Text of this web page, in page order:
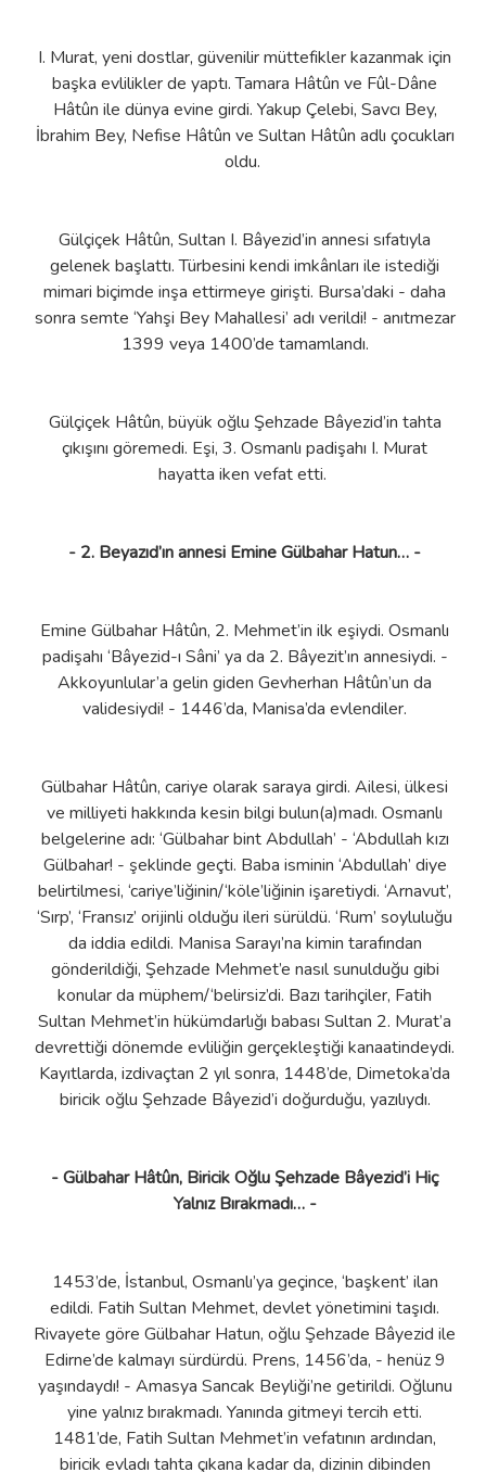
I. Murat, yeni dostlar, güvenilir müttefikler kazanmak için
başka evlilikler de yaptı. Tamara Hâtûn ve Fûl-Dâne
Hâtûn ile dünya evine girdi. Yakup Çelebi, Savcı Bey,
İbrahim Bey, Nefise Hâtûn ve Sultan Hâtûn adlı çocukları
oldu.
Gülçiçek Hâtûn, Sultan I. Bâyezid’in annesi sıfatıyla
gelenek başlattı. Türbesini kendi imkânları ile istediği
mimari biçimde inşa ettirmeye girişti. Bursa’daki - daha
sonra semte ‘Yahşi Bey Mahallesi’ adı verildi! - anıtmezar
1399 veya 1400’de tamamlandı.
Gülçiçek Hâtûn, büyük oğlu Şehzade Bâyezid’in tahta
çıkışını göremedi. Eşi, 3. Osmanlı padişahı I. Murat
hayatta iken vefat etti.
- 2. Beyazıd’ın annesi Emine Gülbahar Hatun… -
Emine Gülbahar Hâtûn, 2. Mehmet’in ilk eşiydi. Osmanlı
padişahı ‘Bâyezid-ı Sâni’ ya da 2. Bâyezit’ın annesiydi. -
Akkoyunlular’a gelin giden Gevherhan Hâtûn’un da
validesiydi! - 1446’da, Manisa’da evlendiler.
Gülbahar Hâtûn, cariye olarak saraya girdi. Ailesi, ülkesi
ve milliyeti hakkında kesin bilgi bulun(a)madı. Osmanlı
belgelerine adı: ‘Gülbahar bint Abdullah’ - ‘Abdullah kızı
Gülbahar! - şeklinde geçti. Baba isminin ‘Abdullah’ diye
belirtilmesi, ‘cariye’liğinin/‘köle’liğinin işaretiydi. ‘Arnavut’,
‘Sırp’, ‘Fransız’ orijinli olduğu ileri sürüldü. ‘Rum’ soyluluğu
da iddia edildi. Manisa Sarayı’na kimin tarafından
gönderildiği, Şehzade Mehmet’e nasıl sunulduğu gibi
konular da müphem/‘belirsiz’di. Bazı tarihçiler, Fatih
Sultan Mehmet’in hükümdarlığı babası Sultan 2. Murat’a
devrettiği dönemde evliliğin gerçekleştiği kanaatindeydi.
Kayıtlarda, izdivaçtan 2 yıl sonra, 1448’de, Dimetoka’da
biricik oğlu Şehzade Bâyezid’i doğurduğu, yazılıydı.
- Gülbahar Hâtûn, Biricik Oğlu Şehzade Bâyezid’i Hiç
Yalnız Bırakmadı… -
1453’de, İstanbul, Osmanlı’ya geçince, ‘başkent’ ilan
edildi. Fatih Sultan Mehmet, devlet yönetimini taşıdı.
Rivayete göre Gülbahar Hatun, oğlu Şehzade Bâyezid ile
Edirne’de kalmayı sürdürdü. Prens, 1456’da, - henüz 9
yaşındaydı! - Amasya Sancak Beyliği’ne getirildi. Oğlunu
yine yalnız bırakmadı. Yanında gitmeyi tercih etti.
1481’de, Fatih Sultan Mehmet’in vefatının ardından,
biricik evladı tahta çıkana kadar da, dizinin dibinden